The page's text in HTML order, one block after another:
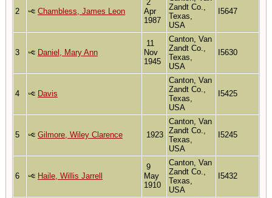
2 Chambless, James Leon
2
Apr
1987
Zandt Co.,
Texas,
USA
I5647
3 Daniel, Mary Ann
11
Nov
1945
Canton, Van
Zandt Co.,
Texas,
USA
I5630
4 Davis
Canton, Van
Zandt Co.,
Texas,
USA
I5425
5 Gilmore, Wiley Clarence 1923
Canton, Van
Zandt Co.,
Texas,
USA
I5245
6 Haile, Willis Jarrell
9
May
1910
Canton, Van
Zandt Co.,
Texas,
USA
I5432